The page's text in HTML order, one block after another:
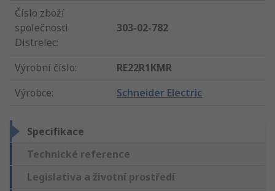
Číslo zboží
společnosti
Distrelec:
303-02-782
Výrobní číslo:
RE22R1KMR
Výrobce: Schneider Electric
Specifikace
Technické reference
Legislativa a životní prostředí